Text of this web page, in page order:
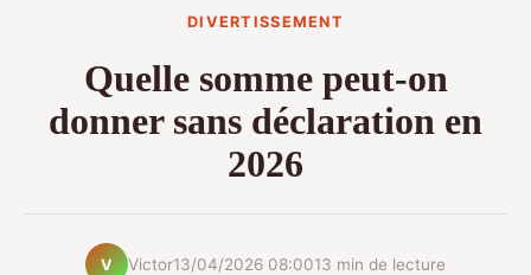
DIVERTISSEMENT
Quelle somme peut-on
donner sans déclaration en
2026
V Victor13/04/2026 08:0013 min de lecture